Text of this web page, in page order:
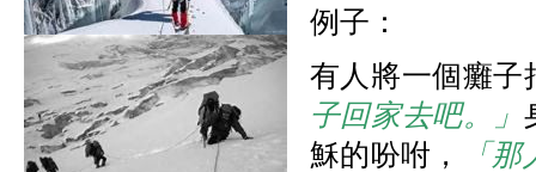
例子：
有人將一個癱子
子回家去吧。」
穌的吩咐，
「